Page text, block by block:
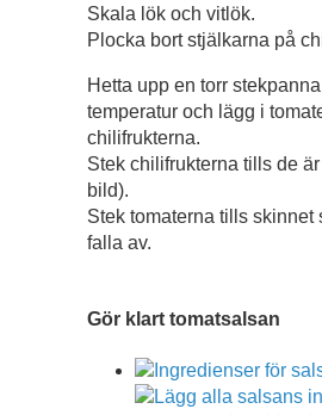
Skala lök och vitlök.
Plocka bort stjälkarna på
Hetta upp en torr
temperatur och lägg i
chilifrukterna.
Stek chilifrukterna tills de
bild).
Stek tomaterna tills skinnet
falla av.
Gör klart tomatsalsan